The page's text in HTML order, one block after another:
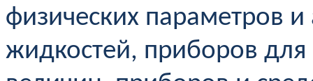
физических параметров и
жидкостей, приборов